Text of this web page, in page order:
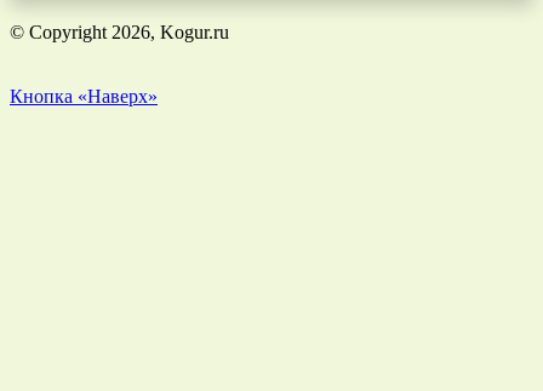
© Copyright 2026, Kogur.ru
Кнопка «Наверх»